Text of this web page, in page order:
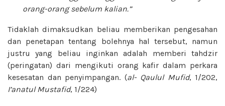
orang-orang sebelum kalian.”
Tidaklah dimaksudkan beliau memberikan pengesahan
dan penetapan tentang bolehnya hal tersebut, namun
justru yang beliau inginkan adalah memberi tahdzir
(peringatan) dari mengikuti orang kafir dalam perkara
kesesatan dan penyimpangan. (al- Qaulul Mufid, 1/202,
I’anatul Mustafid, 1/224)